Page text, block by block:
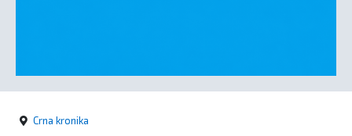
Crna kronika